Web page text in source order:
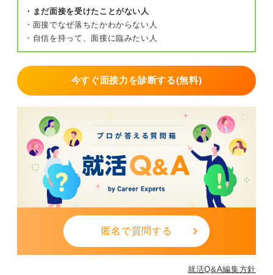
・まだ面接を受けたことがない人
・面接でなぜ落ちたかわからない人
・自信を持って、面接に臨みたい人
今すぐ面接力を診断する(無料)
匿名で質問する
就活Q&A編集方針